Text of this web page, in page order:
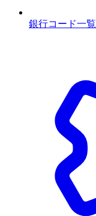
銀行コード一覧